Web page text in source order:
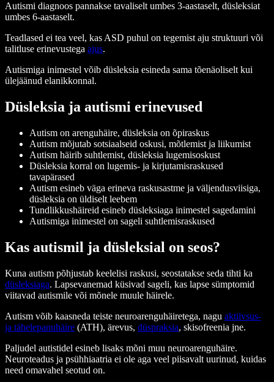
Autismi diagnoos pannakse tavaliselt umbes 3-aastaselt, düsleksiat
umbes 6-aastaselt.
Teadlased ei tea veel, kas ASD puhul on tegemist aju struktuuri või
talitluse erinevustega ajus.
Autismiga inimestel võib düsleksia esineda sama tõenäoliselt kui
ülejäänud elanikkonnal.
Düsleksia ja autismi erinevused
Autism on arenguhäire, düsleksia on õpiraskus
Autism mõjutab sotsiaalseid oskusi, mõtlemist ja liikumist
Autism häirib suhtlemist, düsleksia lugemisoskust
Düsleksia korral on lugemis- ja kirjutamisraskused
tavapärased
Autism esineb väga erineva raskusastme ja väljendusviisiga,
düsleksia on üldiselt leebem
Tundlikkushäireid esineb düsleksiaga inimestel sagedamini
Autismiga inimestel on sageli suhtlemisraskused
Kas autismil ja düsleksial on seos?
Kuna autism põhjustab keelelisi raskusi, seostatakse seda tihti ka
düsleksiaga. Lapsevanemad küsivad sageli, kas lapse sümptomid
viitavad autismile või mõnele muule häirele.
Autism võib kaasneda teiste neuroarenguhäiretega, nagu aktiivsus-
ja tähelepanuhäire (ATH), ärevus, düspraksia, skisofreenia jne.
Paljudel autistidel esineb lisaks mõni muu neuroarenguhäire.
Neuroteadus ja psühhiaatria ei ole aga veel piisavalt uurinud, kuidas
need omavahel seotud on.